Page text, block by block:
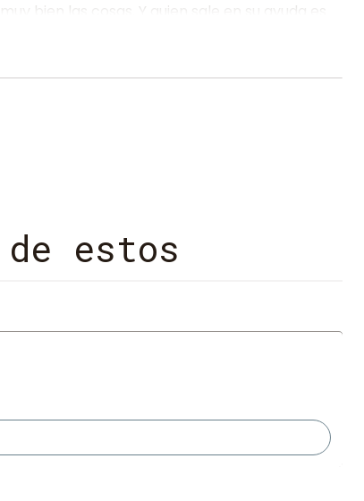
bien las cosas. Y quien sale en su ayuda es
que entre las viñas no solo encuentra un
esperaba: el amor. Sin embargo. por
rumor que hace que todos teman
estos